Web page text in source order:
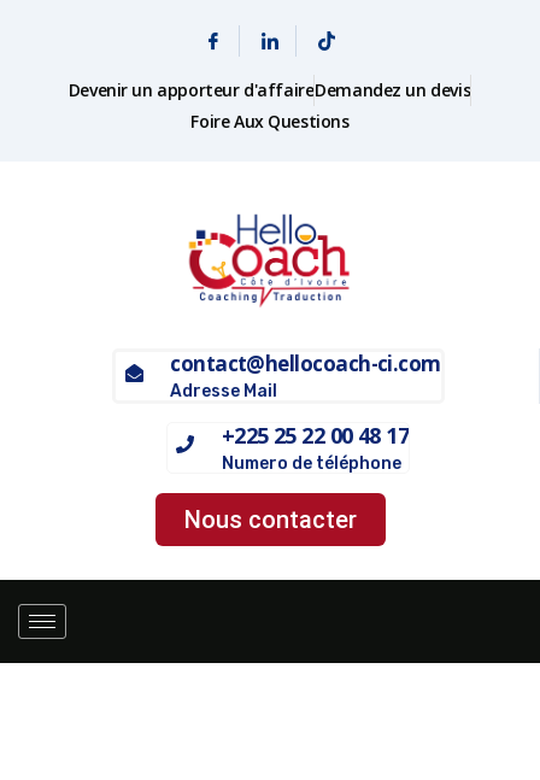
Devenir un apporteur d'affaireDemandez un devis
Foire Aux Questions
contact@hellocoach-ci.com
Adresse Mail
+225 25 22 00 48 17
Numero de téléphone
Nous contacter